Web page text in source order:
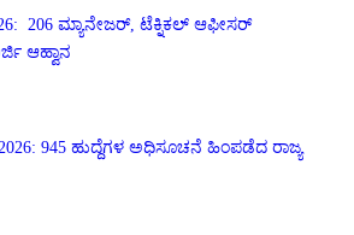
206 ಮ್ಯಾನೇಜರ್, ಟೆಕ್ನಿಕಲ್ ಆಫೀಸರ್
ಆಹ್ವಾನ
945 ಹುದ್ದೆಗಳ ಅಧಿಸೂಚನೆ ಹಿಂಪಡೆದ ರಾಜ್ಯ